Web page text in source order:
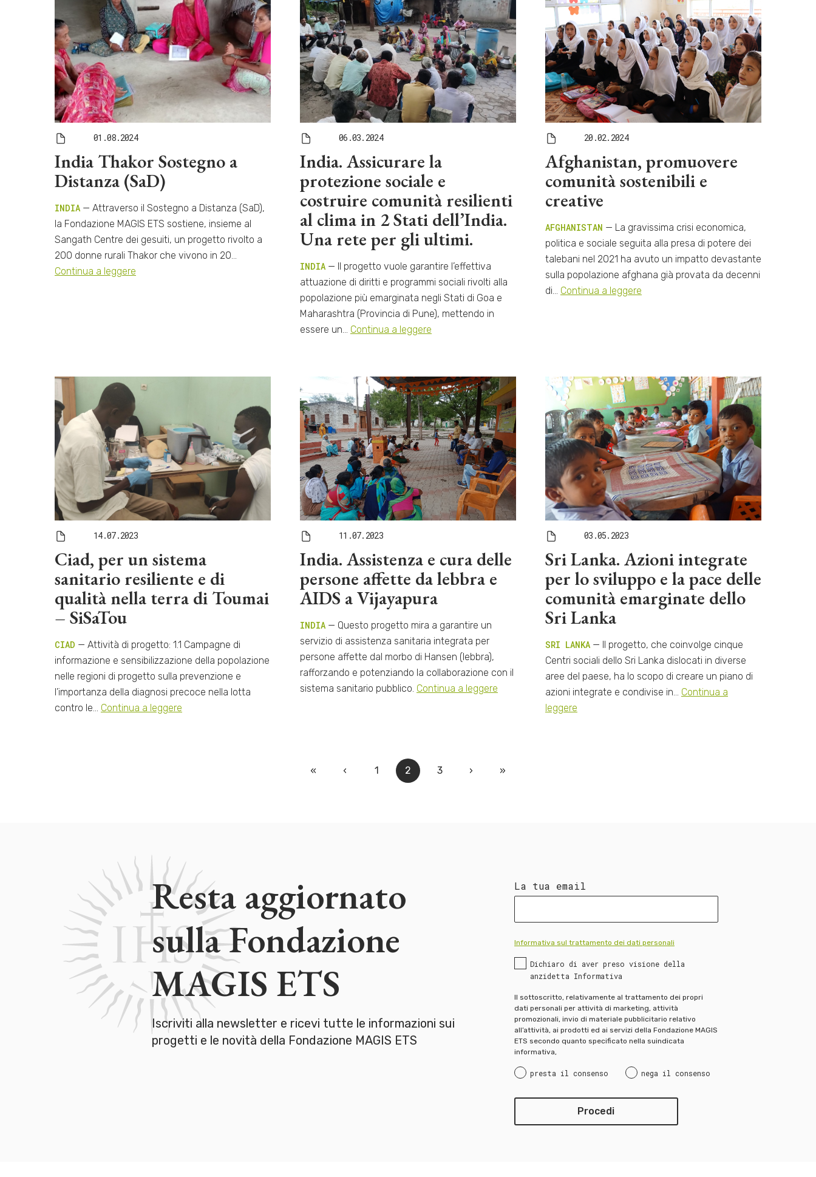
01.08.2024
India Thakor Sostegno a
Distanza (SaD)
INDIA — Attraverso il Sostegno a Distanza (SaD),
la Fondazione MAGIS ETS sostiene, insieme al
Sangath Centre dei gesuiti, un progetto rivolto a
200 donne rurali Thakor che vivono in 20…
Continua a leggere
06.03.2024
India. Assicurare la
protezione sociale e
costruire comunità resilienti
al clima in 2 Stati dell’India.
Una rete per gli ultimi.
INDIA— Il progetto vuole garantire l’effettiva
attuazione di diritti e programmi sociali rivolti alla
popolazione più emarginata negli Stati di Goa e
Maharashtra (Provincia di Pune), mettendo in
essere un… Continua a leggere
20.02.2024
Afghanistan, promuovere
comunità sostenibili e
creative
AFGHANISTAN — La gravissima crisi economica,
politica e sociale seguita alla presa di potere dei
talebani nel 2021 ha avuto un impatto devastante
sulla popolazione afghana già provata da decenni
di… Continua a leggere
14.07.2023
Ciad, per un sistema
sanitario resiliente e di
qualità nella terra di Toumai
– SiSaTou
CIAD — Attività di progetto: 1.1 Campagne di
informazione e sensibilizzazione della popolazione
nelle regioni di progetto sulla prevenzione e
l’importanza della diagnosi precoce nella lotta
contro le… Continua a leggere
11.07.2023
India. Assistenza e cura delle
persone affette da lebbra e
AIDS a Vijayapura
INDIA— Questo progetto mira a garantire un
servizio di assistenza sanitaria integrata per
persone affette dal morbo di Hansen (lebbra),
rafforzando e potenziando la collaborazione con il
sistema sanitario pubblico. Continua a leggere
03.05.2023
Sri Lanka. Azioni integrate
per lo sviluppo e la pace delle
comunità emarginate dello
Sri Lanka
SRI LANKA— Il progetto, che coinvolge cinque
Centri sociali dello Sri Lanka dislocati in diverse
aree del paese, ha lo scopo di creare un piano di
azioni integrate e condivise in… Continua a
leggere
« ‹ 1 2 3 › »
Resta aggiornato
sulla Fondazione
MAGIS ETS
Iscriviti alla newsletter e ricevi tutte le informazioni sui
progetti e le novità della Fondazione MAGIS ETS
La tua email
Informativa sul trattamento dei dati personali
Dichiaro di aver preso visione della
anzidetta Informativa
Il sottoscritto, relativamente al trattamento dei propri
dati personali per attività di marketing, attività
promozionali, invio di materiale pubblicitario relativo
all’attività, ai prodotti ed ai servizi della Fondazione MAGIS
ETS secondo quanto specificato nella suindicata
informativa,
presta il consenso nega il consenso